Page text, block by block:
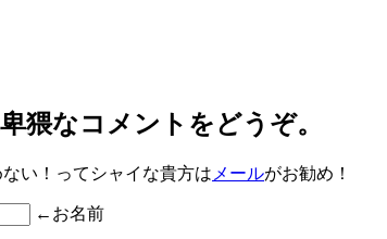
猥なコメントをどうぞ。
い！ってシャイな貴方は メールがお勧め！
←お名前